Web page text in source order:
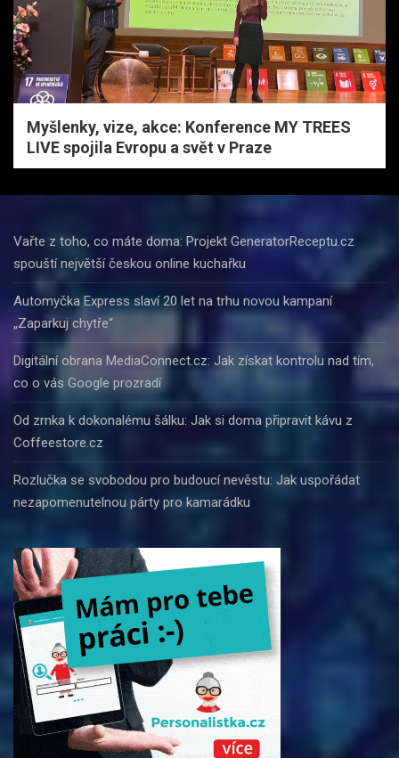
Myšlenky, vize, akce: Konference MY TREES
LIVE spojila Evropu a svět v Praze
Vařte z toho, co máte doma: Projekt GeneratorReceptu.cz
spouští největší českou online kuchařku
Automyčka Express slaví 20 let na trhu novou kampaní
„Zaparkuj chytře“
Digitální obrana MediaConnect.cz: Jak získat kontrolu nad tím,
co o vás Google prozradí
Od zrnka k dokonalému šálku: Jak si doma připravit kávu z
Coffeestore.cz
Rozlučka se svobodou pro budoucí nevěstu: Jak uspořádat
nezapomenutelnou párty pro kamarádku